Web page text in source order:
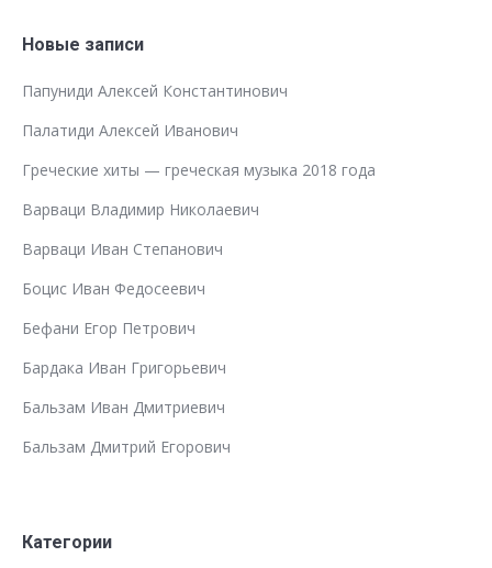
Новые записи
Папуниди Алексей Константинович
Палатиди Алексей Иванович
Греческие хиты — греческая музыка 2018 года
Варваци Владимир Николаевич
Варваци Иван Степанович
Боцис Иван Федосеевич
Бефани Егор Петрович
Бардака Иван Григорьевич
Бальзам Иван Дмитриевич
Бальзам Дмитрий Егорович
Категории